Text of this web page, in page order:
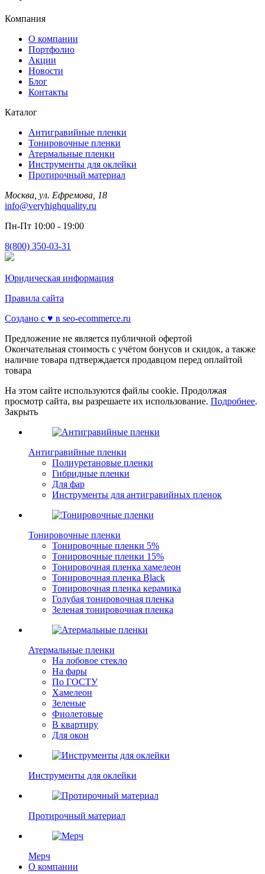
Компания
О компании
Портфолио
Акции
Новости
Блог
Контакты
Каталог
Антигравийные пленки
Тонировочные пленки
Атермальные пленки
Инструменты для оклейки
Протирочный материал
Москва, ул. Ефремова, 18
info@veryhighquality.ru
Пн-Пт 10:00 - 19:00
8(800) 350-03-31
Юридическая информация
Правила сайта
Создано с ♥️ в seo-ecommerce.ru
Предложение не является публичной офертой
Окончательная стоимость с учётом бонусов и скидок, а также
наличие товара пдтверждается продавцом перед оплайтой
товара
На этом сайте используются файлы cookie. Продолжая
просмотр сайта, вы разрешаете их использование. Подробнее.
Закрыть
Антигравийные пленки
Полиуретановые пленки
Гибридные пленки
Для фар
Инструменты для антигравийных пленок
Тонировочные пленки
Тонировочные пленки 5%
Тонировочные пленки 15%
Тонировочная пленка хамелеон
Тонировочная пленка Black
Тонировочная пленка керамика
Голубая тонировочная пленка
Зеленая тонировочная пленка
Атермальные пленки
На лобовое стекло
На фары
По ГОСТУ
Хамелеон
Зеленые
Фиолетовые
В квартиру
Для окон
Инструменты для оклейки
Протирочный материал
Мерч
О компании